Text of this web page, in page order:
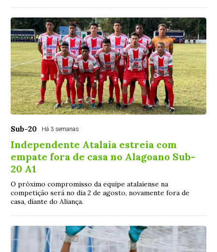
Sub-20 Há 3 semanas
Independente Atalaia estreia com
empate fora de casa no Alagoano Sub-
20 A1
O próximo compromisso da equipe atalaiense na
competição será no dia 2 de agosto, novamente fora de
casa, diante do Aliança.